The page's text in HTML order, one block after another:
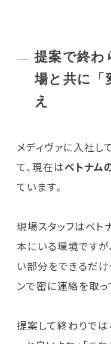
提案で終わ
場と共に「
え
メディヴァに入社
て、現在はベトナム
ています。
現場スタッフはベト
本にいる環境ですが
い部分をできるだけ
ンで密に連絡を取っ
提案して終わりでは